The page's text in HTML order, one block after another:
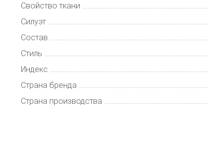
Свойство ткани
Силуэт
Состав
Стиль
Индекс
Страна бренда
Страна производства